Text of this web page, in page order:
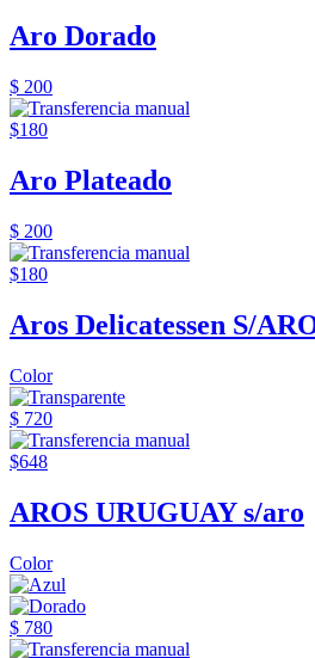
Aro Dorado
$ 200
$180
Aro Plateado
$ 200
$180
Aros Delicatessen S/
Color
$ 720
$648
AROS URUGUAY s/aro
Color
$ 780